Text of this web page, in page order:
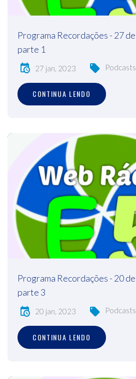
Programa Recordações - 27
parte 1
27 jan, 2023 Podcasts
CONTINUA LENDO
Programa Recordações - 20
parte 3
20 jan, 2023 Podcasts
CONTINUA LENDO